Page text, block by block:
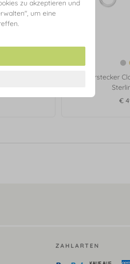
925
Ohrstecker
€
ZAHLARTEN
zu akzeptieren und
um eine